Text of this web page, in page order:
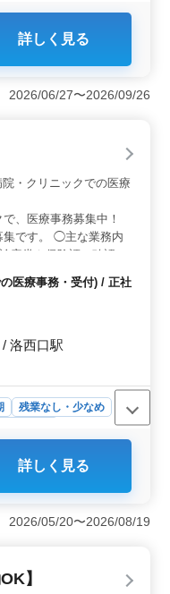
な先輩と若手スタッ
験豊富なベテラン歯
境です。駅から徒
能です。 ​​＜多岐に
矯正歯科と様々な
歯周病治療、予防
にわたるため、さら
す。 ​​＜ベテラン大
、歯科医師経験10
す。交通費全額支
っているため、安心
詳しく見る
06/27〜2026/09/26
、医療事務募集中！
集です。 ◯主な業務内
察券や保険証の確認 ・
ト作成 ＊働きやすさ◎
感あるクリニックで
活かして働ける方を募
医療事務・受付) / 正社
洛西口駅
残業なし・少なめ
南区にあるクリニ
西口駅から近く、通
で、実費支給の通勤
ない点が魅力です。
クは少人数でアッ
詳しく見る
05/20〜2026/08/19
】